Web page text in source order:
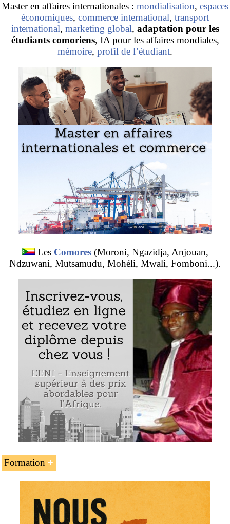
Master en affaires internationales : mondialisation, espaces
économiques, commerce international, transport
international, marketing global, adaptation pour les
étudiants comoriens, IA pour les affaires mondiales,
mémoire, profil de l’étudiant.
Les Comores(Moroni, Ngazidja, Anjouan,
Ndzuwani, Mutsamudu, Mohéli, Mwali, Fomboni...).
Formation
Programmes de formations ouvertes et à distance
(FOAD) proposés par l’EENI Global Business School
pour les étudiants comoriens :